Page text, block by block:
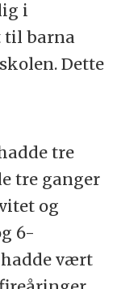
i
til barna
Dette
tre
tre ganger
og
6-
hadde vært